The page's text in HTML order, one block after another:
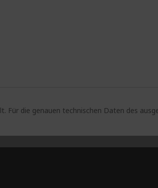
Für die genauen technischen Daten des